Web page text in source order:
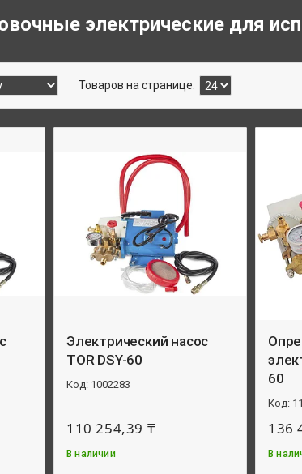
электрические для
Электрический насос
TOR DSY-60
1002283
110 254,39 ₸
В наличии
60
136
В